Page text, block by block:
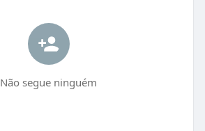
Não segue ninguém